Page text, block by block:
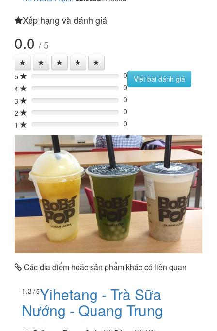
Xếp hạng và đánh giá
0.0 / 5
5 0%
0
4
0%
0
3
0%
0
2
0%
0
1
0% 0
Viết bài đánh giá
Các địa điểm hoặc sản phẩm khác có liên quan
1.3 / 5Yihetang - Trà Sữa
Nướng - Quang Trung